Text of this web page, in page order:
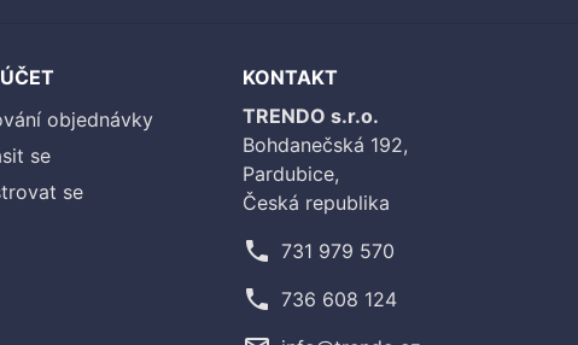
objednávky
se
se
KONTAKT
TRENDO s.r.o.
Bohdanečská 192,
Pardubice,
Česká republika
phone 731 979 570
phone 736 608 124